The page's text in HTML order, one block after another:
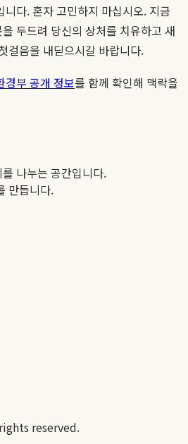
다. 혼자 고민하지 마십시오. 지금
두드려 당신의 상처를 치유하고 새
걸음을 내딛으시길 바랍니다.
경부 공개 정보를 함께 확인해 맥락을
나누는 공간입니다.
만듭니다.
reserved.